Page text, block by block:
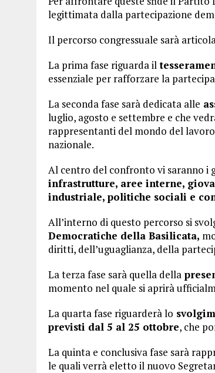
legittimata dalla partecipazione
Il percorso congressuale sarà
La prima fase riguarda il
essenziale per rafforzare la
La seconda fase sarà dedicata alle
luglio, agosto e settembre e che
rappresentanti del mondo del
nazionale.
Al centro del confronto vi saranno i
infrastrutture, aree interne,
industriale, politiche sociali e
All’interno di questo percorso si
Democratiche della Basilicata,
diritti, dell’uguaglianza, della
La terza fase sarà quella della
momento nel quale si aprirà
La quarta fase riguarderà lo
previsti dal 5 al 25 ottobre, che
La quinta e conclusiva fase sarà
le quali verrà eletto il nuovo